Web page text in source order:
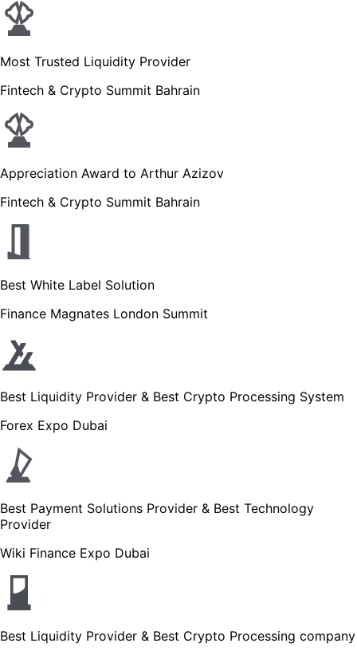
Most Trusted Liquidity Provider
Fintech & Crypto Summit Bahrain
Appreciation Award to Arthur Azizov
Fintech & Crypto Summit Bahrain
Best White Label Solution
Finance Magnates London Summit
Best Liquidity Provider & Best Crypto Processing System
Forex Expo Dubai
Best Payment Solutions Provider & Best Technology
Provider
Wiki Finance Expo Dubai
Best Liquidity Provider & Best Crypto Processing company